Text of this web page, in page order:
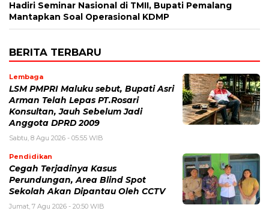
Hadiri Seminar Nasional di TMII, Bupati Pemalang
Mantapkan Soal Operasional KDMP
BERITA TERBARU
Lembaga
LSM PMPRI Maluku sebut, Bupati Asri
Arman Telah Lepas PT.Rosari
Konsultan, Jauh Sebelum Jadi
Anggota DPRD 2009
Sabtu, 8 Agu 2026 - 05:55 WIB
Pendidikan
Cegah Terjadinya Kasus
Perundungan, Area Blind Spot
Sekolah Akan Dipantau Oleh CCTV
Jumat, 7 Agu 2026 - 20:50 WIB